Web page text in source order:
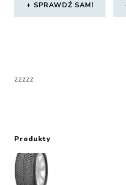
SPRAWDŹ SAM!
zzzzz
Produkty